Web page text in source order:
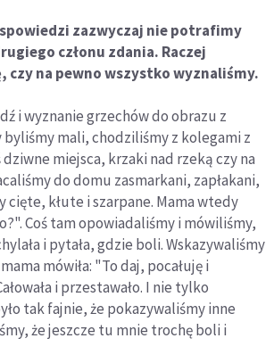
zazwyczaj nie potrafimy
członu zdania. Raczej
czy na pewno wszystko wyznaliśmy.
i wyznanie grzechów do obrazu z
mali, chodziliśmy z kolegami z
miejsca, krzaki nad rzeką czy na
do domu zasmarkani, zapłakani,
cięte, kłute i szarpane. Mama wtedy
Coś tam opowiadaliśmy i mówiliśmy,
i pytała, gdzie boli. Wskazywaliśmy
mówiła: "To daj, pocałuję i
i przestawało. I nie tylko
tak fajnie, że pokazywaliśmy inne
że jeszcze tu mnie trochę boli i